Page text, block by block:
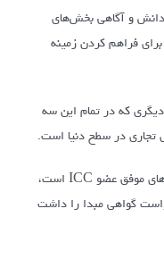
و آگاهی بخش‌های
فراهم کردن زمینه
که در تمام این سه
تجاری در سطح دنیا است.
وی با بیان اینکه اتاق لرستان انصافا جزو اتاق‌های موفق عضو ICC است،
گواهی مبدا را داشت